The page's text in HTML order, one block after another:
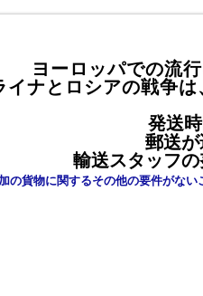
ヨーロッパでの流
イナとロシアの戦争
発送
郵送が
輸送スタッフの
の貨物に関するその他の要件がな